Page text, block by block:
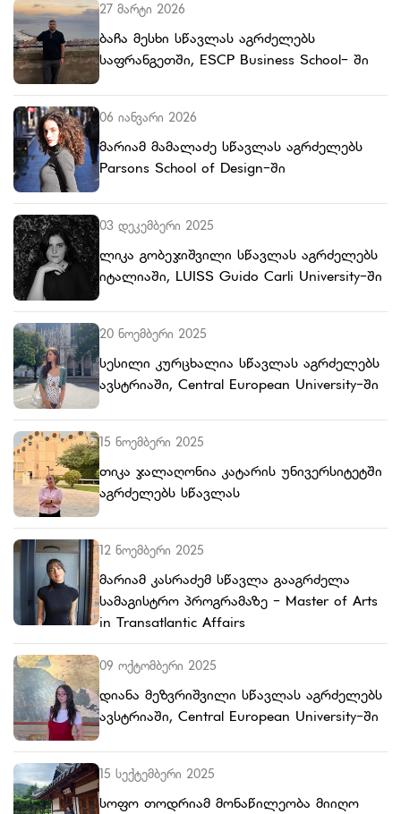
27 მარტი 2026
ბაჩა მესხი სწავლას აგრძელებს
საფრანგეთში, ESCP Business School- ში
06 იანვარი 2026
მარიამ მამალაძე სწავლას აგრძელებს
Parsons School of Design-ში
03 დეკემბერი 2025
ლიკა გობეჯიშვილი სწავლას აგრძელებს
იტალიაში, LUISS Guido Carli University-ში
20 ნოემბერი 2025
სესილი კურცხალია სწავლას აგრძელებს
ავსტრიაში, Central European University-ში
15 ნოემბერი 2025
თიკა ჯალაღონია კატარის უნივერსიტეტში
აგრძელებს სწავლას
12 ნოემბერი 2025
მარიამ კასრაძემ სწავლა გააგრძელა
სამაგისტრო პროგრამაზე - Master of Arts
in Transatlantic Affairs
09 ოქტომბერი 2025
დიანა მეზვრიშვილი სწავლას აგრძელებს
ავსტრიაში, Central European University-ში
15 სექტემბერი 2025
სოფო თოდრიამ მონაწილეობა მიიღო